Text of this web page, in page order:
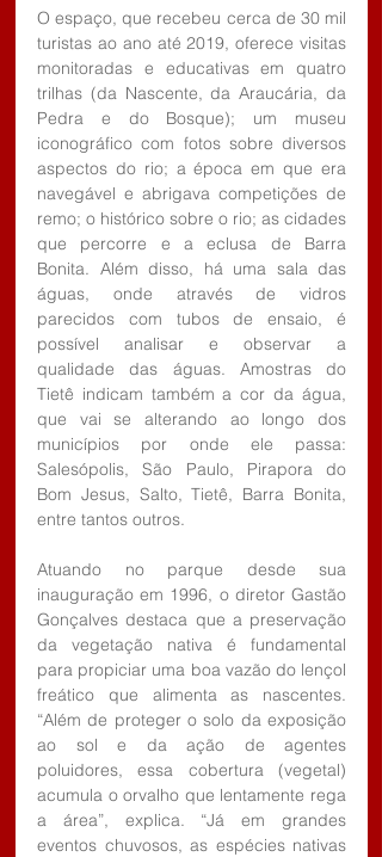
O espaço, que recebeu cerca de 30 mil
turistas ao ano até 2019, oferece visitas
monitoradas e educativas em quatro
trilhas (da Nascente, da Araucária, da
Pedra e do Bosque); um museu
iconográfico com fotos sobre diversos
aspectos do rio; a época em que era
navegável e abrigava competições de
remo; o histórico sobre o rio; as cidades
que percorre e a eclusa de Barra
Bonita. Além disso, há uma sala das
águas, onde através de vidros
parecidos com tubos de ensaio, é
possível analisar e observar a
qualidade das águas. Amostras do
Tietê indicam também a cor da água,
que vai se alterando ao longo dos
municípios por onde ele passa:
Salesópolis, São Paulo, Pirapora do
Bom Jesus, Salto, Tietê, Barra Bonita,
entre tantos outros.
Atuando no parque desde sua
inauguração em 1996, o diretor Gastão
Gonçalves destaca que a preservação
da vegetação nativa é fundamental
para propiciar uma boa vazão do lençol
freático que alimenta as nascentes.
“Além de proteger o solo da exposição
ao sol e da ação de agentes
poluidores, essa cobertura (vegetal)
acumula o orvalho que lentamente rega
a área”, explica. “Já em grandes
eventos chuvosos, as espécies nativas